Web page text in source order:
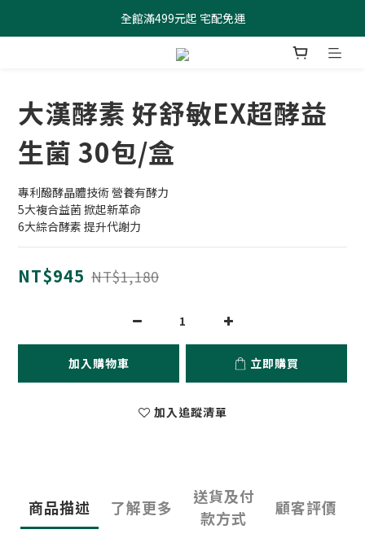
全館滿499元起 宅配免運
全館滿499元起 宅配免運
加入會員 $100元購物金現領現折
大漢酵素 好舒敏EX超酵益
生菌 30包/盒
專利醱酵晶體技術 營養有酵力
5大複合益菌 掀起新革命
6大綜合酵素 提升代謝力
NT$945 NT$1,180
加入購物車 立即購買
加入追蹤清單
商品描述 了解更多
送貨及付
款方式
顧客評價